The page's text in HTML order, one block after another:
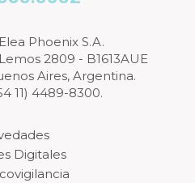
Phoenix S.A.
2809 - B1613AUE
Aires, Argentina.
11) 4489-8300.
Digitales